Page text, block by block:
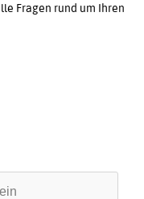
Fragen rund um Ihren